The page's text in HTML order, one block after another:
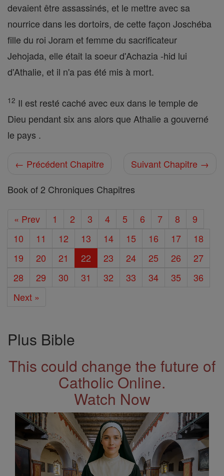
devaient être assassinés, et le mettre avec sa
nourrice dans les dortoirs, de cette façon Joschéba
fille du roi Joram et femme du sacrificateur
Jehojada, elle était la soeur d'Achazia -hid lui
d'Athalie, et il n'a pas été mis à mort.
12 Il est resté caché avec eux dans le temple de
Dieu pendant six ans alors que Athalie a gouverné
le pays .
← Précédent Chapitre
Suivant Chapitre →
Book of 2 Chroniques Chapitres
« Prev 1 2 3 4 5 6 7 8
9
10
11 12 13 14 15 16 17
18
19
20 21 22 23 24 25 26
27
28
29 30 31 32 33 34 35
36
Next »
Plus Bible
This could change the future of
Catholic Online.
Watch Now